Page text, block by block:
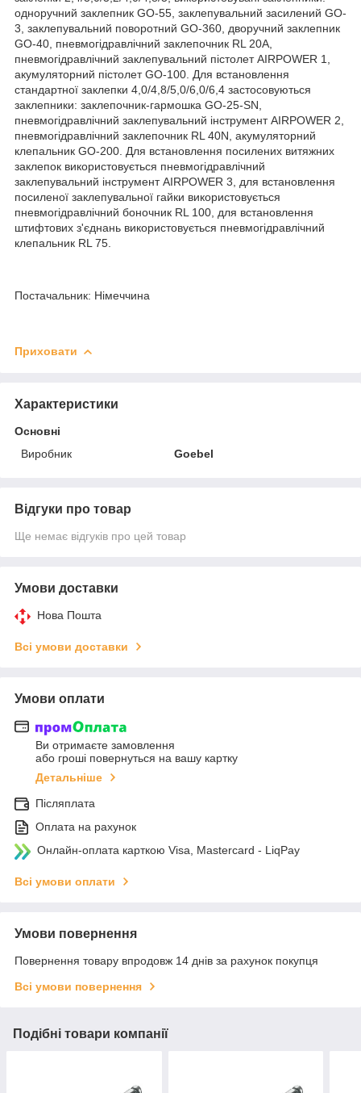
одноручний заклепник GO-55, заклепувальний засилений GO-
3, заклепувальний поворотний GO-360, дворучний заклепник
GO-40, пневмогідравлічний заклепочник RL 20A,
пневмогідравлічний заклепувальний пістолет AIRPOWER 1,
акумуляторний пістолет GO-100. Для встановлення
стандартної заклепки 4,0/4,8/5,0/6,0/6,4 застосовуються
заклепники: заклепочник-гармошка GO-25-SN,
пневмогідравлічний заклепувальний інструмент AIRPOWER 2,
пневмогідравлічний заклепочник RL 40N, акумуляторний
клепальник GO-200. Для встановлення посилених витяжних
заклепок використовується пневмогідравлічний
заклепувальний інструмент AIRPOWER 3, для встановлення
посиленої заклепувальної гайки використовується
пневмогідравлічний боночник RL 100, для встановлення
штифтових з'єднань використовується пневмогідравлічний
клепальник RL 75.
Постачальник: Німеччина
Приховати
Характеристики
Основні
Виробник
Goebel
Відгуки про товар
Ще немає відгуків про цей товар
Умови доставки
Нова Пошта
Всі умови доставки
Умови оплати
Ви отримаєте замовлення
або гроші повернуться на вашу картку
Детальніше
Післяплата
Оплата на рахунок
Онлайн-оплата карткою Visa, Mastercard - LiqPay
Всі умови оплати
Умови повернення
Повернення товару впродовж 14 днів за рахунок покупця
Всі умови повернення
Подібні товари компанії